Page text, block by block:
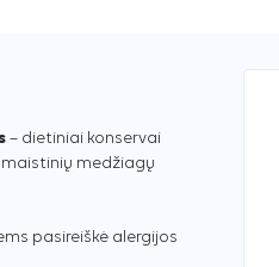
– dietiniai konservai
medžiagų
pasireiškė alergijos